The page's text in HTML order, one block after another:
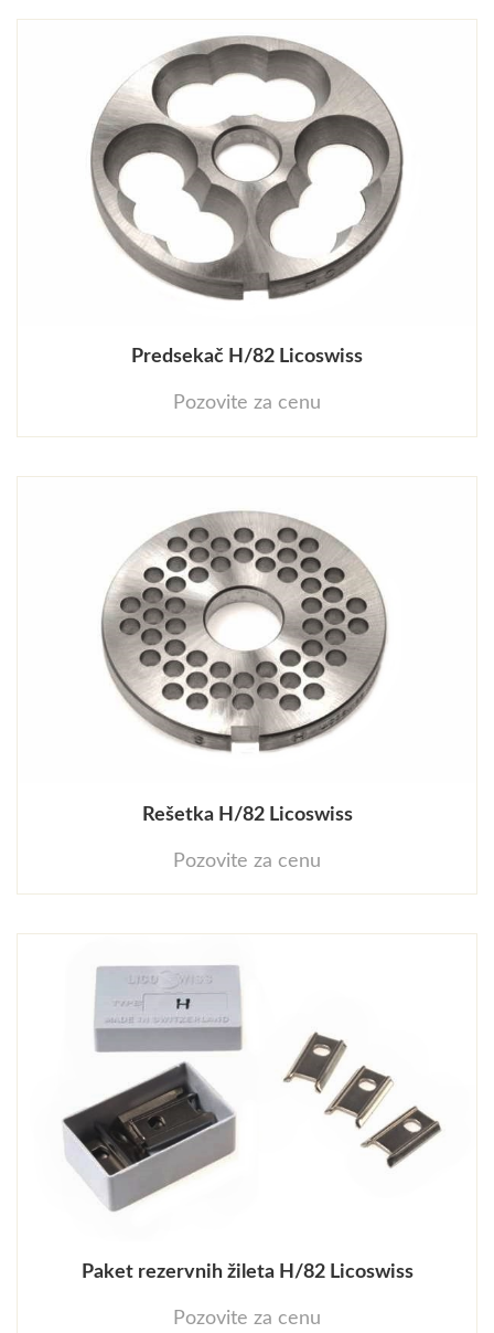
Predsekač H/82 Licoswiss
Pozovite za cenu
Rešetka H/82 Licoswiss
Pozovite za cenu
Paket rezervnih žileta H/82 Licoswiss
Pozovite za cenu